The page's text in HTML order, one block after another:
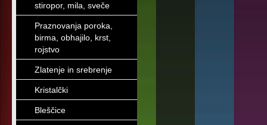
stiropor, mila, sveče
Praznovanja poroka,
birma, obhajilo, krst,
rojstvo
Zlatenje in srebrenje
Kristalčki
Bleščice